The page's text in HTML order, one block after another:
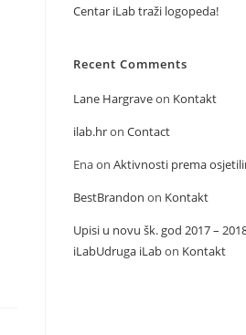
Centar iLab traži logopeda!
Recent Comments
Lane Hargraveon Kontakt
ilab.hron Contact
Enaon Aktivnosti prema
BestBrandon on Kontakt
Upisi u novu šk. god 2017 –
iLabUdruga iLabon Kontakt